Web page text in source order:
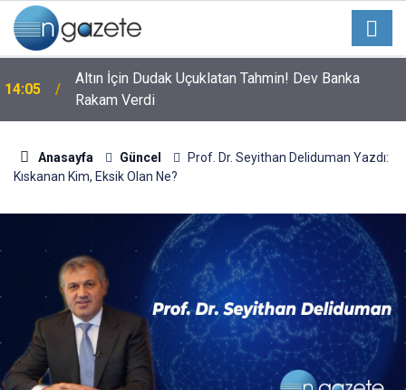
14:05
Altın İçin Dudak Uçuklatan Tahmin! Dev Banka
Rakam Verdi
Anasayfa Güncel
Prof. Dr. Seyithan Deliduman Yazdı:
Kıskanan Kim, Eksik Olan Ne?